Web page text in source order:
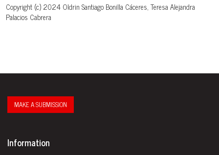
Copyright (c) 2024 Oldrin Santiago Bonilla Cáceres, Teresa Alejandra
Palacios Cabrera
MAKE A SUBMISSION
Information